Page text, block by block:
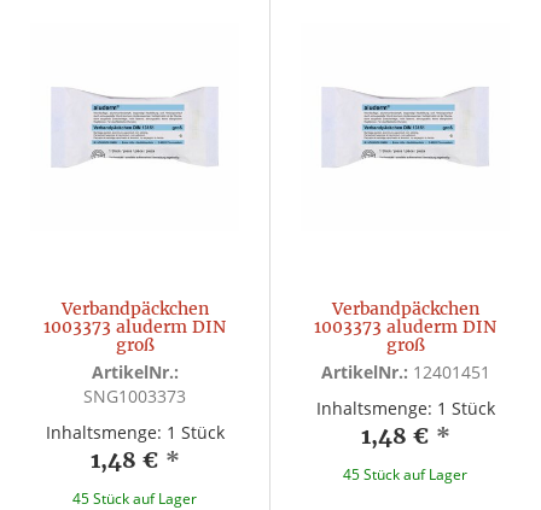
Verbandpäckchen
1003373 aluderm DIN
groß
ArtikelNr.:
SNG1003373
Inhaltsmenge: 1 Stück
1,48 € *
45 Stück auf Lager
Verbandpäckchen
1003373 aluderm DIN
groß
ArtikelNr.: 12401451
Inhaltsmenge: 1 Stück
1,48 € *
45 Stück auf Lager